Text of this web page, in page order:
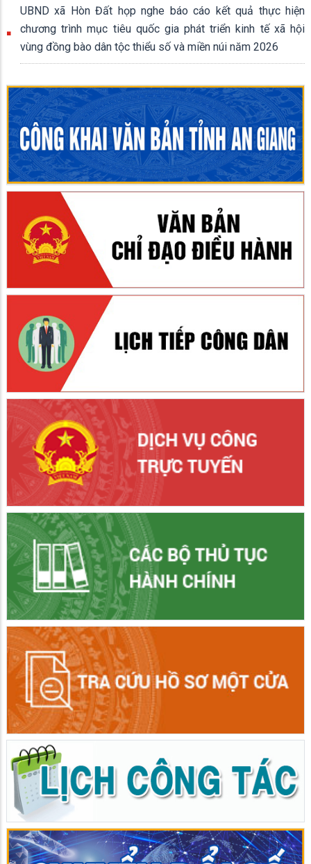
UBND xã Hòn Đất họp nghe báo cáo kết quả thực hiện
chương trình mục tiêu quốc gia phát triển kinh tế xã hội
vùng đồng bào dân tộc thiểu số và miền núi năm 2026